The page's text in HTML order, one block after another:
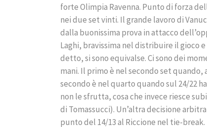
forte Olimpia Ravenna. Punto di forza
nei due set vinti. Il grande lavoro di
dalla buonissima prova in attacco
Laghi, bravissima nel distribuire il gioco
detto, si sono equivalse. Ci sono dei
mani. Il primo è nel secondo set quando,
secondo è nel quarto quando sul 24/22
non le sfrutta, cosa che invece riesce
di Tomassucci). Un’altra decisione
punto del 14/13 al Riccione nel tie-break.